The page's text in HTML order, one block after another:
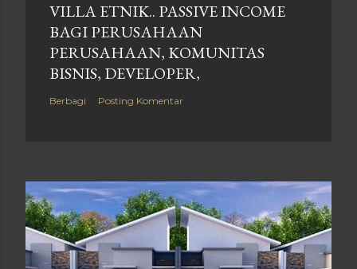
VILLA ETNIK.. PASSIVE INCOME
BAGI PERUSAHAAN
PERUSAHAAN, KOMUNITAS
BISNIS, DEVELOPER,
Berbagi Posting Komentar